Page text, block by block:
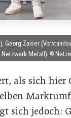
Zaiser
Metall). ©
als sich hier
sich jedoch: